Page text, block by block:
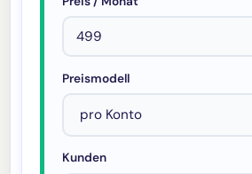
Preismodell
Kunden